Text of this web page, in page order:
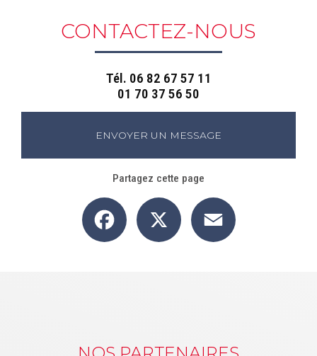
CONTACTEZ-NOUS
Tél. 06 82 67 57 11
01 70 37 56 50
ENVOYER UN MESSAGE
Partagez cette page
Facebook